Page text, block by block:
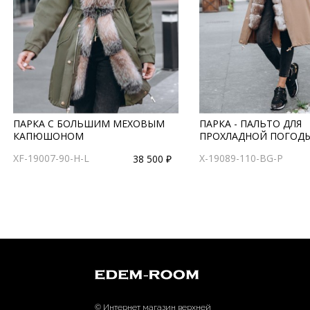
ПАРКА С БОЛЬШИМ МЕХОВЫМ
КАПЮШОНОМ
XF-19007-90-H-L
38 500 ₽
ПАРКА - ПАЛЬТО ДЛЯ
ПРОХЛАДНОЙ
X-19089-110-BG-P
© Интернет магазин верхней